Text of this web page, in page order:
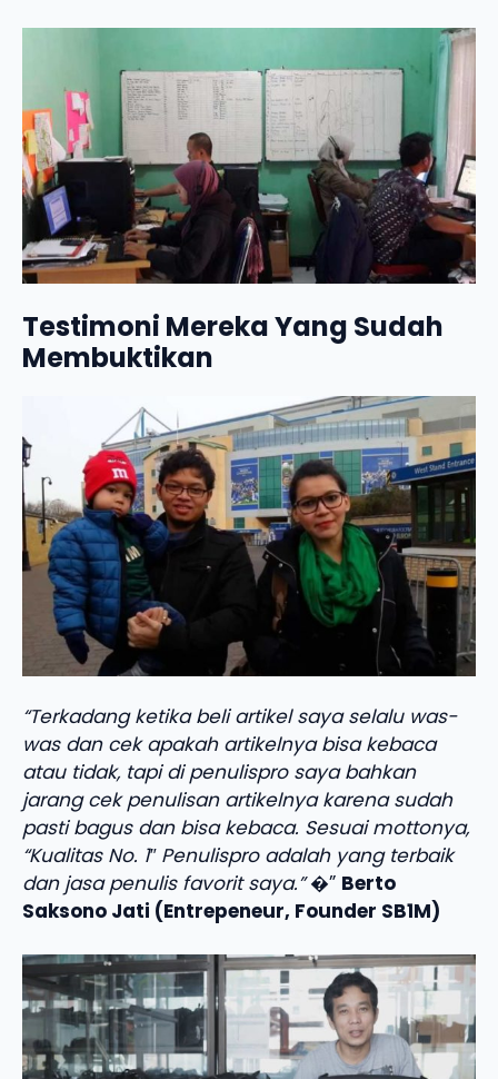
Testimoni Mereka Yang Sudah
Membuktikan
“Terkadang ketika beli artikel saya selalu was-
was dan cek apakah artikelnya bisa kebaca
atau tidak, tapi di penulispro saya bahkan
jarang cek penulisan artikelnya karena sudah
pasti bagus dan bisa kebaca. Sesuai mottonya,
“Kualitas No. 1″ Penulispro adalah yang terbaik
dan jasa penulis favorit saya.”�” Berto
Saksono Jati (Entrepeneur, Founder SB1M)